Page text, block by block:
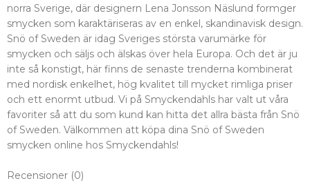
norra Sverige, där designern Lena Jonsson Näslund formger
smycken som karaktäriseras av en enkel, skandinavisk design.
Snö of Sweden är idag Sveriges största varumärke för
smycken och säljs och älskas över hela Europa. Och det är ju
inte så konstigt, här finns de senaste trenderna kombinerat
med nordisk enkelhet, hög kvalitet till mycket rimliga priser
och ett enormt utbud. Vi på Smyckendahls har valt ut våra
favoriter så att du som kund kan hitta det allra bästa från Snö
of Sweden. Välkommen att köpa dina Snö of Sweden
smycken online hos Smyckendahls!
Recensioner (0)